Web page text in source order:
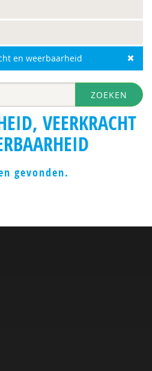
en weerbaarheid
ZOEKEN
VEERKRACHT
gevonden.